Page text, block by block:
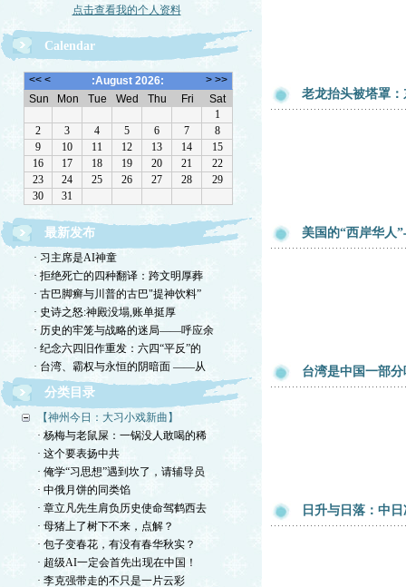
点击查看我的个人资料
Calendar
最新发布
· 习主席是AI神童
· 拒绝死亡的四种翻译：跨文明厚葬
· 古巴脚癣与川普的古巴"提神饮料”
· 史诗之怒:神殿没塌,账单挺厚
· 历史的牢笼与战略的迷局——呼应余
· 纪念六四旧作重发：六四“平反”的
· 台湾、霸权与永恒的阴暗面 ——从
分类目录
【神州今日：大习小戏新曲】
· 杨梅与老鼠屎：一锅没人敢喝的稀
· 这个要表扬中共
· 俺学“习思想”遇到坎了，请辅导员
· 中俄月饼的同类馅
· 章立凡先生肩负历史使命驾鹤西去
· 母猪上了树下不来，点解？
· 包子变春花，有没有春华秋实？
· 超级AI一定会首先出现在中国！
· 李克强带走的不只是一片云彩
老龙抬头被塔罩
美国的“西岸华人
台湾是中国一部
日升与日落：中